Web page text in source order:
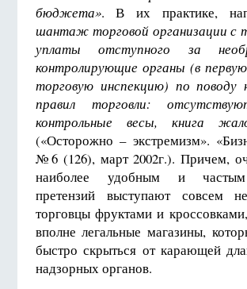
бюджета». В их практике,
шантаж торговой организации с
уплаты отступного за
контролирующие органы (в
торговую инспекцию) по поводу
правил торговли:
контрольные весы, книга
(«Осторожно – экстремизм».
№6 (126), март 2002г.). Причем,
наиболее удобным и
претензий выступают совсем
торговцы фруктами и
вполне легальные магазины,
быстро скрыться от карающей
надзорных органов.